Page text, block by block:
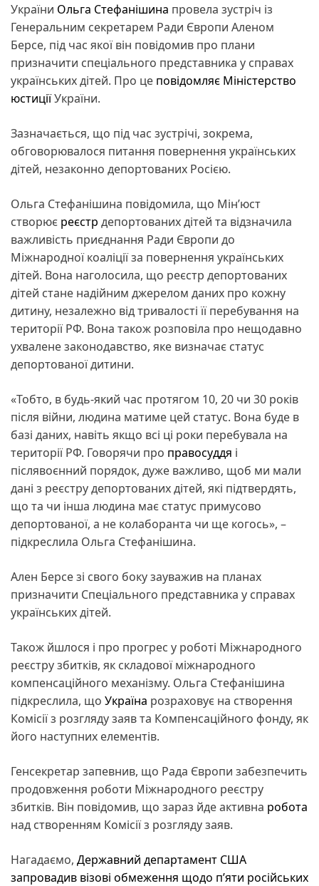
України Ольга Стефанішина провела зустріч із
Генеральним секретарем Ради Європи Аленом
Берсе, під час якої він повідомив про плани
призначити спеціального представника у справах
українських дітей. Про це повідомляє Міністерство
юстиціїУкраїни.
Зазначається, що під час зустрічі, зокрема,
обговорювалося питання повернення українських
дітей, незаконно депортованих Росією.
Ольга Стефанішина повідомила, що Мін’юст
створює реєстр депортованих дітей та відзначила
важливість приєднання Ради Європи до
Міжнародної коаліції за повернення українських
дітей. Вона наголосила, що реєстр депортованих
дітей стане надійним джерелом даних про кожну
дитину, незалежно від тривалості її перебування на
території РФ. Вона також розповіла про нещодавно
ухвалене законодавство, яке визначає статус
депортованої дитини.
«Тобто, в будь-який час протягом 10, 20 чи 30 років
після війни, людина матиме цей статус. Вона буде в
базі даних, навіть якщо всі ці роки перебувала на
території РФ. Говорячи про правосуддя і
післявоєнний порядок, дуже важливо, щоб ми мали
дані з реєстру депортованих дітей, які підтвердять,
що та чи інша людина має статус примусово
депортованої, а не колаборанта чи ще когось», –
підкреслила Ольга Стефанішина.
Ален Берсе зі свого боку зауважив на планах
призначити Спеціального представника у справах
українських дітей.
Також йшлося і про прогрес у роботі Міжнародного
реєстру збитків, як складової міжнародного
компенсаційного механізму. Ольга Стефанішина
підкреслила, що Україна розраховує на створення
Комісії з розгляду заяв та Компенсаційного фонду, як
його наступних елементів.
Генсекретар запевнив, що Рада Європи забезпечить
продовження роботи Міжнародного реєстру
збитків. Він повідомив, що зараз йде активна робота
над створенням Комісії з розгляду заяв.
Нагадаємо, Державний департамент США
запровадив візові обмеження щодо п’яти російських